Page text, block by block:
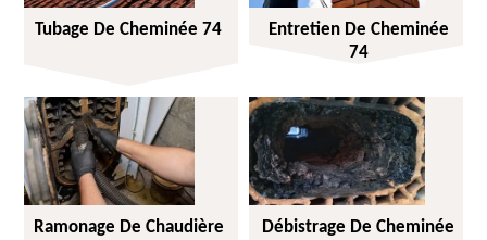
Tubage De Cheminée 74
Entretien De Cheminée
74
Ramonage De Chaudière
Débistrage De Cheminée